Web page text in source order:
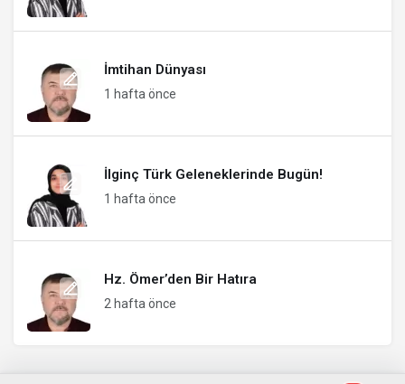
İmtihan Dünyası
1 hafta önce
İlginç Türk Geleneklerinde Bugün!
1 hafta önce
Hz. Ömer’den Bir Hatıra
2 hafta önce